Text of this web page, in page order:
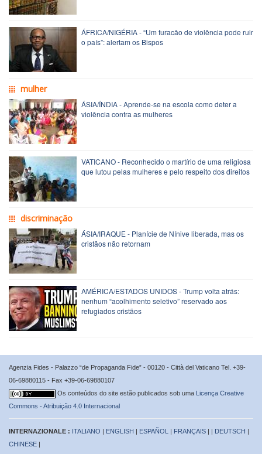
ÁFRICA/NIGÉRIA - “Um furacão de violência pode ruir
o país”: alertam os Bispos
mulher
ÁSIA/ÍNDIA - Aprende-se na escola como deter a
violência contra as mulheres
VATICANO - Reconhecido o martírio de uma religiosa
que lutou pelas mulheres e pelo respeito dos direitos
discriminação
ÁSIA/IRAQUE - Planície de Nínive liberada, mas os
cristãos não retornam
AMÉRICA/ESTADOS UNIDOS - Trump volta atrás:
nenhum “acolhimento seletivo” reservado aos
refugiados cristãos
Agenzia Fides - Palazzo “de Propaganda Fide” - 00120 - Città del Vaticano Tel. +39-
06-69880115 - Fax +39-06-69880107
Os conteúdos do site estão publicados sob uma Licença Creative
Commons - Atribuição 4.0 Internacional
INTERNAZIONALE : ITALIANO | ENGLISH | ESPAÑOL | FRANÇAIS | | DEUTSCH |
CHINESE |